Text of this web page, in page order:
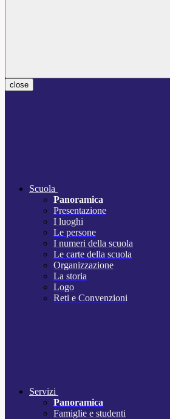
close
Scuola
Panoramica
Presentazione
I luoghi
Le persone
I numeri della scuola
Le carte della scuola
Organizzazione
La storia
Logo
Reti e Convenzioni
Servizi
Panoramica
Famiglie e studenti